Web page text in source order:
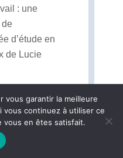
: une
de
d’étude en
de Lucie
vous garantir la meilleure
continuez à utiliser ce
vous en êtes satisfait.